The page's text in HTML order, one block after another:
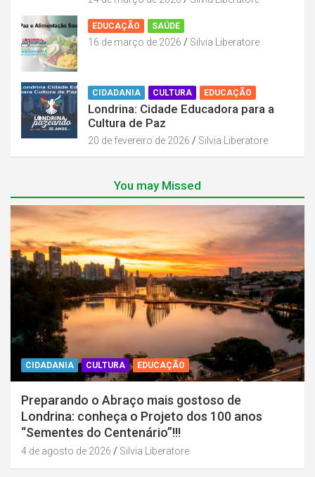
EDUCAÇÃO SAÚDE
16 de março de 2026 Silvia Liberatore
CIDADANIA CULTURA EDUCAÇÃO
Londrina: Cidade Educadora para a
Cultura de Paz
20 de fevereiro de 2026 Silvia Liberatore
You may Missed
CIDADANIA CULTURA EDUCAÇÃO
Preparando o Abraço mais gostoso de
Londrina: conheça o Projeto dos 100 anos
“Sementes do Centenário”!!!
4 de agosto de 2026 Silvia Liberatore